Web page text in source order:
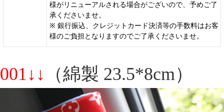
様がリニューアルされる場合がございので、予めご了
承くださいませ。
※ 銀行振込、クレジットカード決済等の手数料はお客
様のご負担となりますのでご了承くださいませ。
001↓↓ （綿製 23.5*8cm）